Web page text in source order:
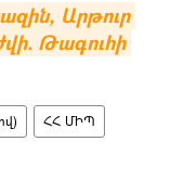
Արթուր
Թագուհի
ՀՀ ՄԻՊ